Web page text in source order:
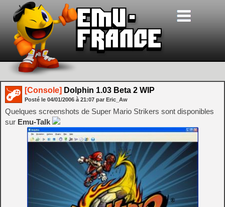
[Console] Dolphin 1.03 Beta 2 WIP
Posté le 04/01/2006 à 21:07 par Eric_Aw
Quelques screenshots de Super Mario Strikers sont disponibles
sur Emu-Talk